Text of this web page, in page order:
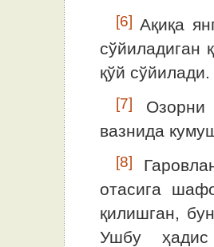
[6] Ақиқа
сўйиладиган
қўй сўйилади.
[7] Озорни
вазнида
[8]
отасига
қилишган,
Ушбу ҳадис